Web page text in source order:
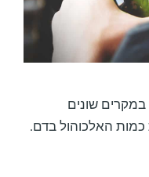
במקרים שונים
כמות האלכוהול בדם.